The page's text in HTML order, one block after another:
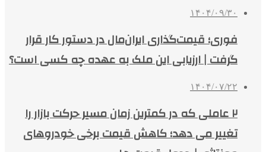
۱۴۰۴/۰۹/۳۰
فوری؛ قیمت‌گذاری ایران‌مال در دستور کار قرار
گرفت | ارزیابی این ملک به عهده چه کسی است؟
۱۴۰۴/۰۷/۲۲
۲ عاملی که در کمترین زمان مسیر حرکت بازار را
تغییر می دهد؛ کاهش قیمت برخی خودروهای